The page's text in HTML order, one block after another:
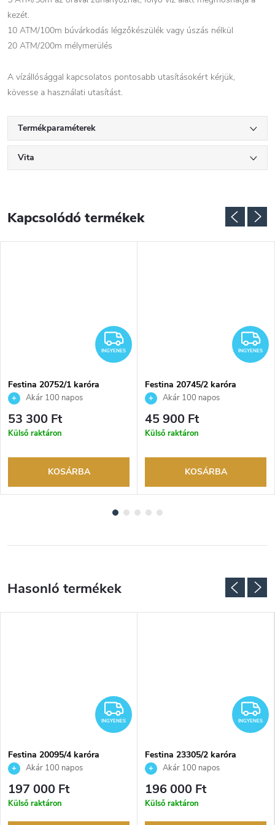
kezét.
10 ATM/100m búvárkodás légzőkészülék vagy úszás nélkül
20 ATM/200m mélymerülés
A vízállósággal kapcsolatos pontosabb utasításokért kérjük,
kövesse a használati utasítást.
Termékparaméterek
Vita
Kapcsolódó termékek
INGYENES
INGYENES
Festina 20752/1 karóra
Akár 100 napos
visszaküldési lehetőség. Hivatalos
márkakereskedő.
53 300 Ft
Külső raktáron
KOSÁRBA
INGYENES
Festina 20745/2 karóra
Akár 100 napos
visszaküldési lehetőség. Hivatalos
márkakereskedő.
45 900 Ft
Külső raktáron
KOSÁRBA
INGYENES
INGYENES
Festina 20095/4 karóra
Akár 100 napos
visszaküldési lehetőség. Hivatalos
márkakereskedő.
197 000 Ft
Külső raktáron
INGYENES
Festina 23305/2 karóra
Akár 100 napos
visszaküldési lehetőség. Hivatalos
márkakereskedő.
196 000 Ft
Külső raktáron